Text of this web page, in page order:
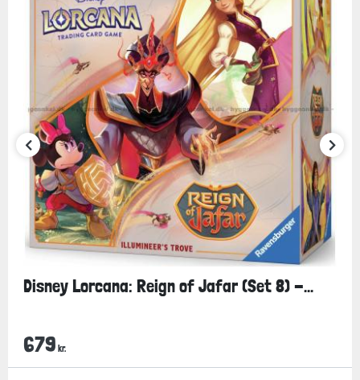
Disney Lorcana: Reign of Jafar (Set 8) -...
679 kr.